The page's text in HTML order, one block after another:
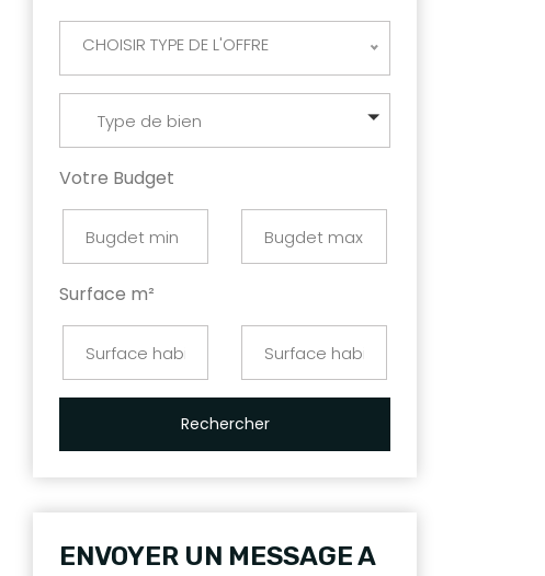
CHOISIR TYPE DE L'OFFRE
Type de bien
Votre Budget
Surface m²
Rechercher
ENVOYER UN MESSAGE A